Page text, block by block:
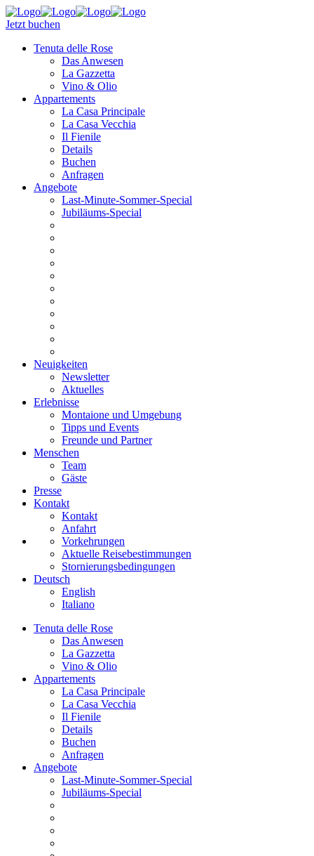
Jetzt buchen
Tenuta delle Rose
Das Anwesen
La Gazzetta
Vino & Olio
Appartements
La Casa Principale
La Casa Vecchia
Il Fienile
Details
Buchen
Anfragen
Angebote
Last-Minute-Sommer-Special
Jubiläums-Special
Neuigkeiten
Newsletter
Aktuelles
Erlebnisse
Montaione und Umgebung
Tipps und Events
Freunde und Partner
Menschen
Team
Gäste
Presse
Kontakt
Kontakt
Anfahrt
Vorkehrungen
Aktuelle Reisebestimmungen
Stornierungsbedingungen
Deutsch
English
Italiano
Tenuta delle Rose
Das Anwesen
La Gazzetta
Vino & Olio
Appartements
La Casa Principale
La Casa Vecchia
Il Fienile
Details
Buchen
Anfragen
Angebote
Last-Minute-Sommer-Special
Jubiläums-Special